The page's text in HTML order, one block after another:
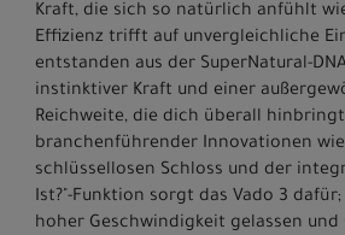
Kraft, die sich so natürlich anfühlt
Effizienz trifft auf unvergleichliche
entstanden aus der SuperNatural-
instinktiver Kraft und einer
Reichweite, die dich überall
branchenführender Innovationen
schlüssellosen Schloss und der
Ist?"-Funktion sorgt das Vado 3
hoher Geschwindigkeit gelassen